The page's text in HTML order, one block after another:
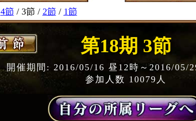
4節 / 3節 / 2節 / 1節
第18期 3節
開催期間: 2016/05/16 昼12時～2016/05/
参加人数 10079人